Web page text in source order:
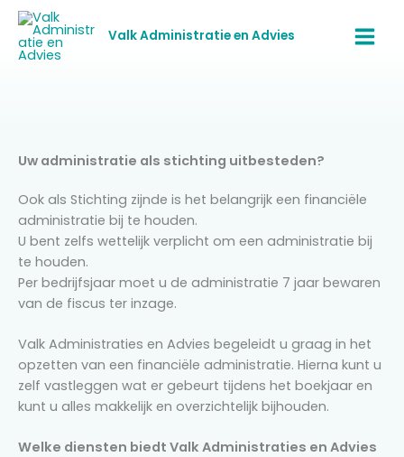
Ga
naar
Valk Administratie en Advies
Uw administratie als stichting uitbesteden?
Ook als Stichting zijnde is het belangrijk een financiële
administratie bij te houden.
U bent zelfs wettelijk verplicht om een administratie bij
te houden.
Per bedrijfsjaar moet u de administratie 7 jaar bewaren
van de fiscus ter inzage.
Valk Administraties en Advies begeleidt u graag in het
opzetten van een financiële administratie. Hierna kunt u
zelf vastleggen wat er gebeurt tijdens het boekjaar en
kunt u alles makkelijk en overzichtelijk bijhouden.
Welke diensten biedt Valk Administraties en Advies